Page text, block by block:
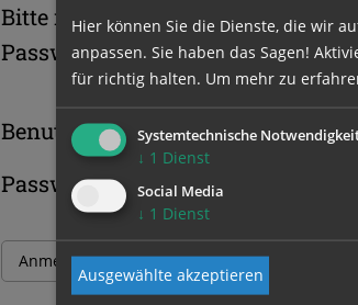
Bitte melden Sie sich mit Ihrem
Passwort an.
Benutzername
Passwort
Hier können Sie die Dienste, die wir
anpassen. Sie haben das Sagen!
für richtig halten. Um mehr zu
Systemtechnische
↓ 1 Dienst
Social Media
↓ 1 Dienst
Ausgewählte akzeptieren